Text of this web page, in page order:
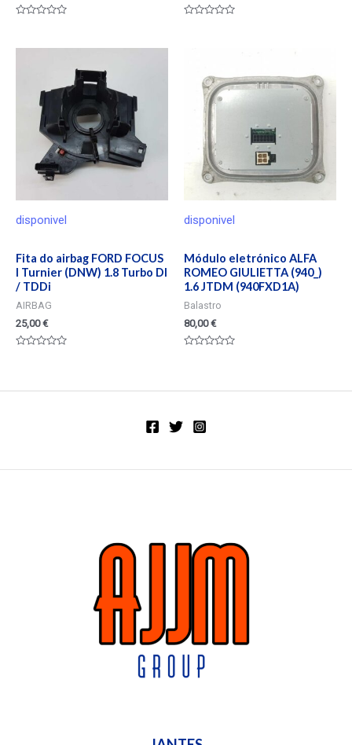
disponivel
Fita do airbag FORD FOCUS
I Turnier (DNW) 1.8 Turbo DI
/ TDDi
AIRBAG
25,00€
5
disponivel
Módulo eletrónico ALFA
ROMEO GIULIETTA (940_)
1.6 JTDM (940FXD1A)
Balastro
80,00€
5